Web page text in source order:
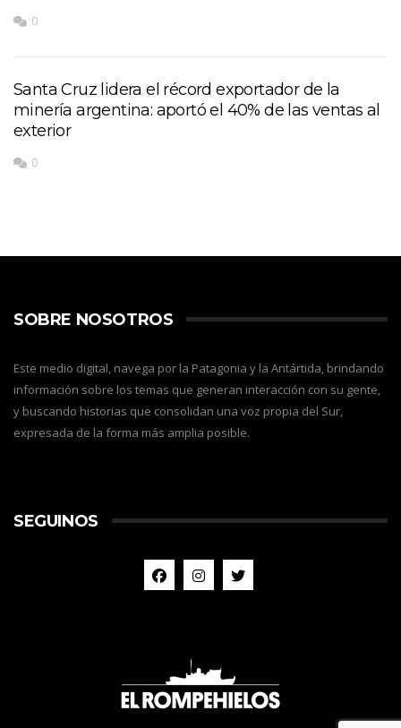
0
Santa Cruz lidera el récord exportador de la
minería argentina: aportó el 40% de las ventas al
exterior
0
SOBRE NOSOTROS
Este medio digital, navega por la Patagonia y la Antártida, brindando
información sobre los temas que generan interacción con su gente,
y buscando historias que consolidan una voz propia del Sur,
expresada de la forma más amplia posible.
SEGUINOS